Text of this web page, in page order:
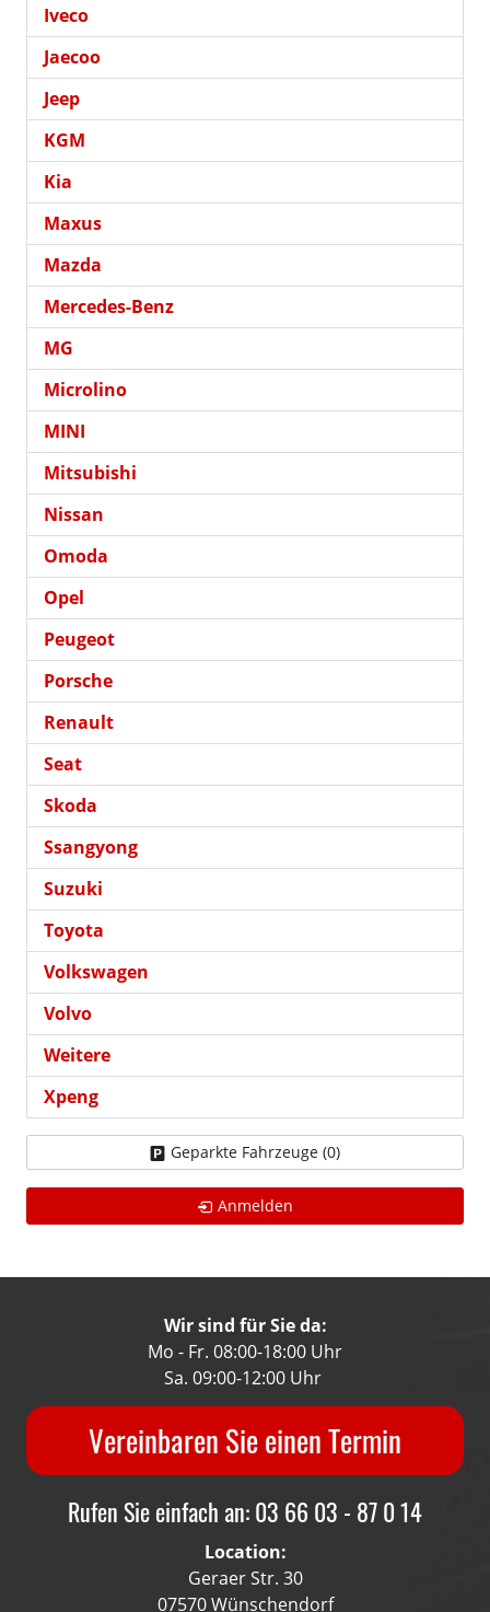
Iveco
Jaecoo
Jeep
KGM
Kia
Maxus
Mazda
Mercedes-Benz
MG
Microlino
MINI
Mitsubishi
Nissan
Omoda
Opel
Peugeot
Porsche
Renault
Seat
Skoda
Ssangyong
Suzuki
Toyota
Volkswagen
Volvo
Weitere
Xpeng
Geparkte Fahrzeuge (0)
Anmelden
Wir sind für Sie da:
Mo - Fr. 08:00-18:00 Uhr
Sa. 09:00-12:00 Uhr
Vereinbaren Sie einen Termin
Rufen Sie einfach an: 03 66 03 - 87 0 14
Location:
Geraer Str. 30
07570 Wünschendorf